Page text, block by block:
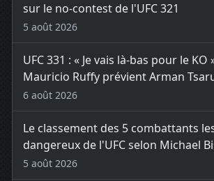
sur le no-contest de l'UFC 321
5 août 2026
UFC 331 : « Je vais là-bas pour le KO
Mauricio Ruffy prévient Arman
6 août 2026
Le classement des 5 combattants
dangereux de l'UFC selon Michael
5 août 2026